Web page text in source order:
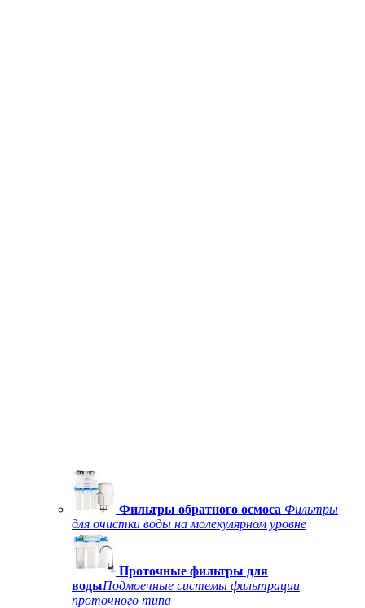
Фильтры обратного осмоса Фильтры
для очистки воды на молекулярном уровне
Проточные фильтры для
водыПодмоечные системы фильтрации
проточного типа